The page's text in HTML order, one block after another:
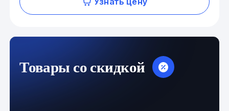
Товары со скидкой